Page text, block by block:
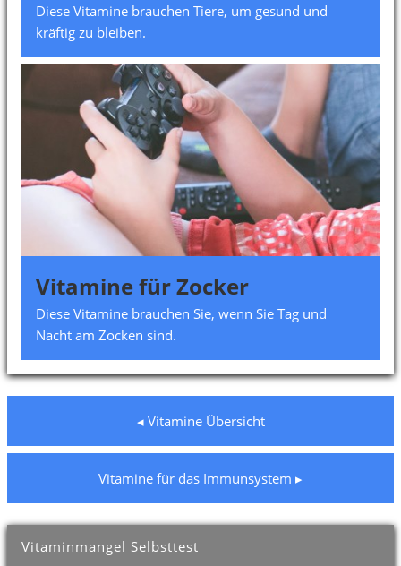
Diese Vitamine brauchen Tiere, um gesund und
kräftig zu bleiben.
Vitamine für Zocker
Diese Vitamine brauchen Sie, wenn Sie Tag und
Nacht am Zocken sind.
◂ Vitamine Übersicht
Vitamine für das Immunsystem ▸
Vitaminmangel Selbsttest